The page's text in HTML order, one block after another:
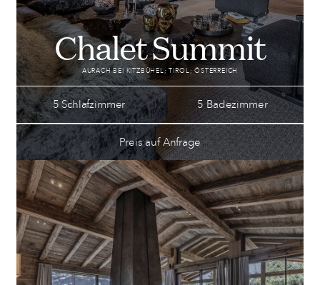
Chalet Summit
AURACH BEI KITZBÜHEL; TIROL; ÖSTERREICH
5 Schlafzimmer 5 Badezimmer
Preis auf Anfrage